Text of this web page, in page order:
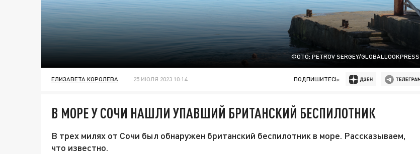
ФОТО: PETROV SERGEY/GLOBALLOOKPRESS
ЕЛИЗАВЕТА КОРОЛЕВА 25 ИЮЛЯ 2023 10:14 ПОДПИШИТЕСЬ:
В МОРЕ У СОЧИ НАШЛИ УПАВШИЙ БРИТАНСКИЙ БЕСПИЛОТНИК
В трех милях от Сочи был обнаружен британский беспилотник в море. Рассказываем,
что известно.